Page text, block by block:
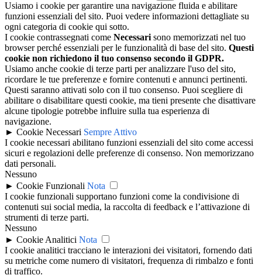
Usiamo i cookie per garantire una navigazione fluida e abilitare
funzioni essenziali del sito. Puoi vedere informazioni dettagliate su
ogni categoria di cookie qui sotto.
I cookie contrassegnati come Necessari sono memorizzati nel tuo
browser perché essenziali per le funzionalità di base del sito. Questi
cookie non richiedono il tuo consenso secondo il GDPR.
Usiamo anche cookie di terze parti per analizzare l'uso del sito,
ricordare le tue preferenze e fornire contenuti e annunci pertinenti.
Questi saranno attivati solo con il tuo consenso. Puoi scegliere di
abilitare o disabilitare questi cookie, ma tieni presente che disattivare
alcune tipologie potrebbe influire sulla tua esperienza di
navigazione.
► Cookie Necessari Sempre Attivo
I cookie necessari abilitano funzioni essenziali del sito come accessi
sicuri e regolazioni delle preferenze di consenso. Non memorizzano
dati personali.
Nessuno
► Cookie Funzionali Nota
I cookie funzionali supportano funzioni come la condivisione di
contenuti sui social media, la raccolta di feedback e l’attivazione di
strumenti di terze parti.
Nessuno
► Cookie Analitici Nota
I cookie analitici tracciano le interazioni dei visitatori, fornendo dati
su metriche come numero di visitatori, frequenza di rimbalzo e fonti
di traffico.